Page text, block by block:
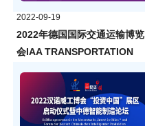
2022-09-19
2022年德国国际交通运输博览
会IAA TRANSPORTATION